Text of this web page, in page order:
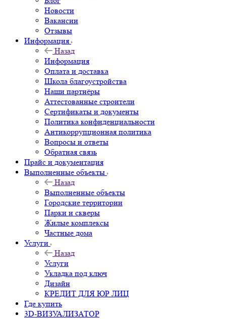
Новости
Вакансии
Отзывы
Информация
Назад
Информация
Оплата и доставка
Школа благоустройства
Наши партнёры
Аттестованные строители
Сертификаты и документы
Политика конфиденциальности
Антикоррупционная политика
Вопросы и ответы
Обратная связь
Прайс и документация
Выполненные объекты
Назад
Выполненные объекты
Городские территории
Парки и скверы
Жилые комплексы
Частные дома
Услуги
Назад
Услуги
Укладка под ключ
Дизайн
КРЕДИТ ДЛЯ ЮР ЛИЦ
Где купить
3D-ВИЗУАЛИЗАТОР